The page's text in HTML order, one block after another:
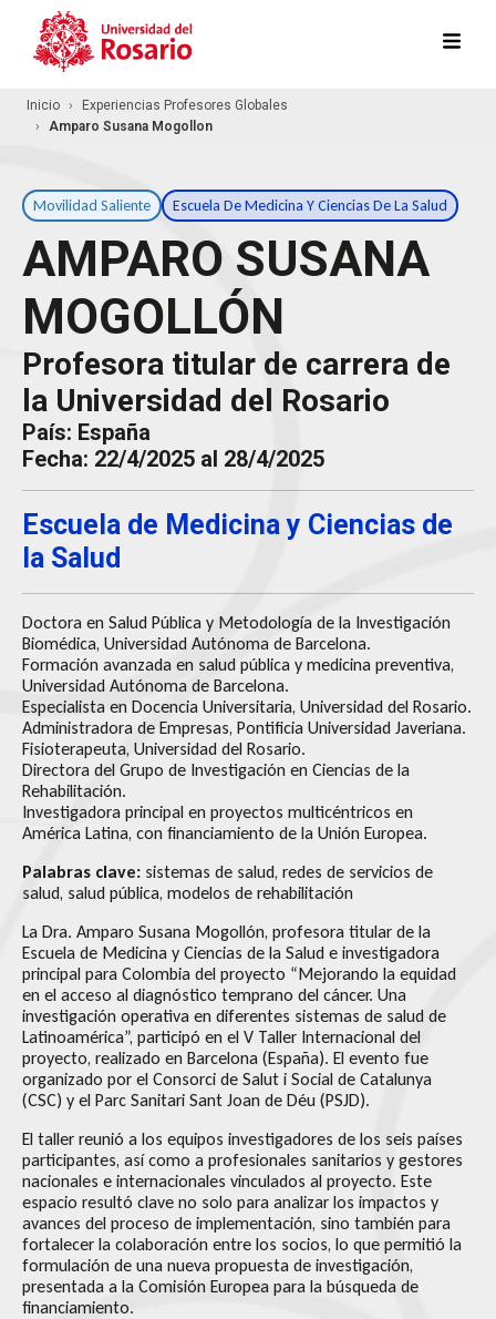
Pasar al contenido principal
Inicio
Experiencias Profesores Globales
Amparo Susana Mogollon
Movilidad Saliente Escuela De Medicina Y Ciencias De La Salud
AMPARO SUSANA
MOGOLLÓN
Profesora titular de carrera de
la Universidad del Rosario
País: España
Fecha: 22/4/2025 al 28/4/2025
Escuela de Medicina y Ciencias de
la Salud
Doctora en Salud Pública y Metodología de la Investigación
Biomédica, Universidad Autónoma de Barcelona.
Formación avanzada en salud pública y medicina preventiva,
Universidad Autónoma de Barcelona.
Especialista en Docencia Universitaria, Universidad del Rosario.
Administradora de Empresas, Pontificia Universidad Javeriana.
Fisioterapeuta, Universidad del Rosario.
Directora del Grupo de Investigación en Ciencias de la
Rehabilitación.
Investigadora principal en proyectos multicéntricos en
América Latina, con financiamiento de la Unión Europea.
Palabras clave: sistemas de salud, redes de servicios de
salud, salud pública, modelos de rehabilitación
La Dra. Amparo Susana Mogollón, profesora titular de la
Escuela de Medicina y Ciencias de la Salud e investigadora
principal para Colombia del proyecto “Mejorando la equidad
en el acceso al diagnóstico temprano del cáncer. Una
investigación operativa en diferentes sistemas de salud de
Latinoamérica”, participó en el V Taller Internacional del
proyecto, realizado en Barcelona (España). El evento fue
organizado por el Consorci de Salut i Social de Catalunya
(CSC) y el Parc Sanitari Sant Joan de Déu (PSJD).
El taller reunió a los equipos investigadores de los seis países
participantes, así como a profesionales sanitarios y gestores
nacionales e internacionales vinculados al proyecto. Este
espacio resultó clave no solo para analizar los impactos y
avances del proceso de implementación, sino también para
fortalecer la colaboración entre los socios, lo que permitió la
formulación de una nueva propuesta de investigación,
presentada a la Comisión Europea para la búsqueda de
financiamiento.